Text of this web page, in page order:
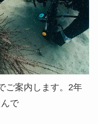
ご案内します。2年
で